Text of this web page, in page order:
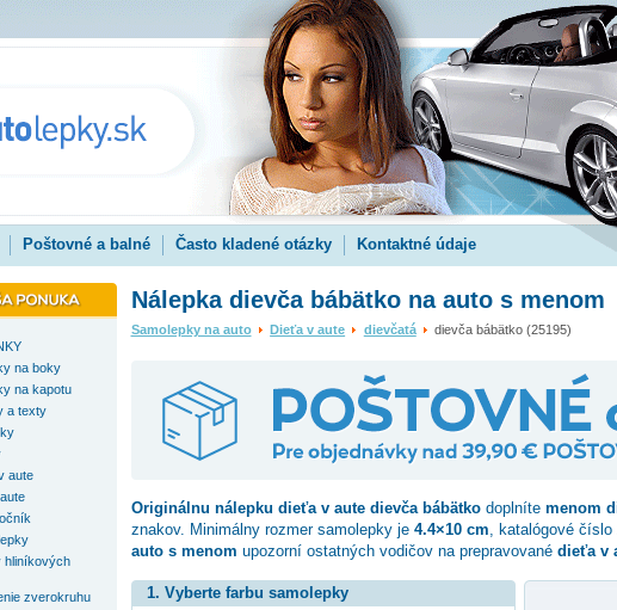
Poštovné a balné Často kladené otázky Kontaktné údaje
na boky
na kapotu
a texty
aute
hliníkových
zverokruhu
Nálepka dievča bábätko na auto s menom
Samolepky na auto Dieťa v aute dievčatá dievča bábätko (25195)
Originálnu nálepku dieťa v aute dievča bábätkodoplníte menom
znakov. Minimálny rozmer samolepky je 4.4×10 cm, katalógové číslo
auto s menom upozorní ostatných vodičov na prepravované dieťa v
1. Vyberte farbu samolepky